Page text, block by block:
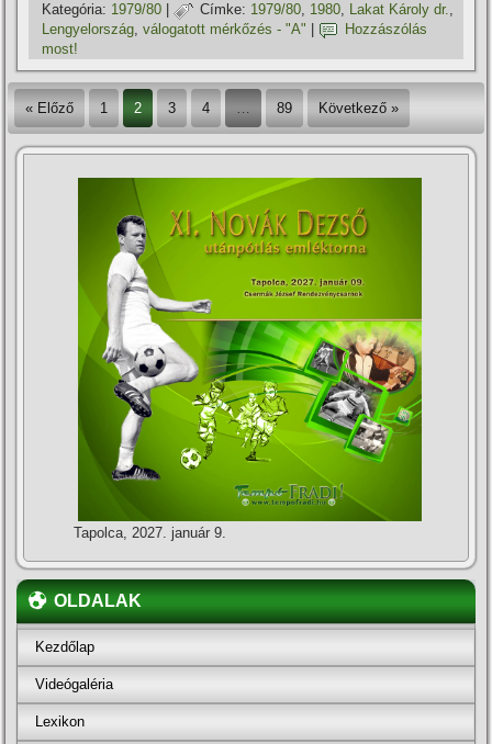
Kategória: 1979/80 | Címke: 1979/80, 1980, Lakat Károly dr.,
Lengyelország,válogatott mérkőzés - "A"
Hozzászólás
most!
« Előző 1 2 3 4 89 Következő »
Tapolca, 2027. január 9.
OLDALAK
Kezdőlap
Videógaléria
Lexikon